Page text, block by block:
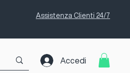
Assistenza Clienti 24/7
Accedi